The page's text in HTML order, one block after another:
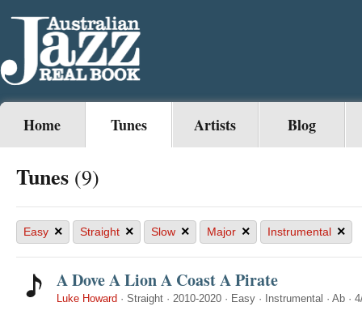
Home Tunes Artists Blog
Tunes (9)
Easy × Straight × Slow × Major × Instrumental ×
A Dove A Lion A Coast A Pirate
Luke Howard · Straight · 2010-2020 · Easy · Instrumental · Ab ·